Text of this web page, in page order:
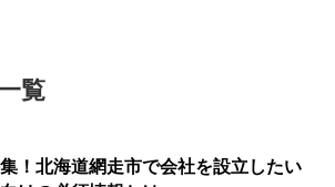
覧
！北海道網走市で会社を設立したい